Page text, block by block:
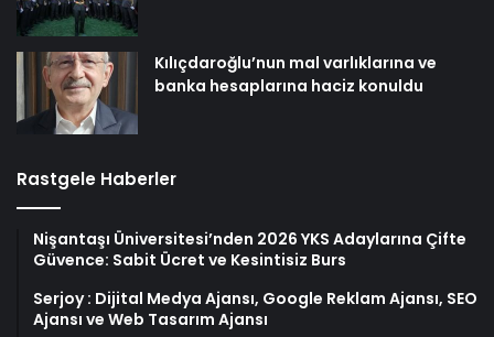
Kılıçdaroğlu’nun mal varlıklarına ve
banka hesaplarına haciz konuldu
Rastgele Haberler
Nişantaşı Üniversitesi’nden 2026 YKS Adaylarına Çifte
Güvence: Sabit Ücret ve Kesintisiz Burs
Serjoy : Dijital Medya Ajansı, Google Reklam Ajansı, SEO
Ajansı ve Web Tasarım Ajansı